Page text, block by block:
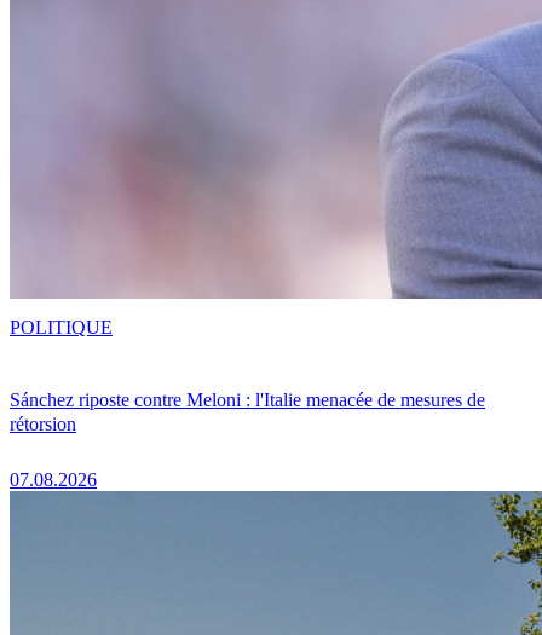
Sánchez riposte contre Meloni : l'Italie menacée de mesures de
rétorsion
07.08.2026
POLITIQUE